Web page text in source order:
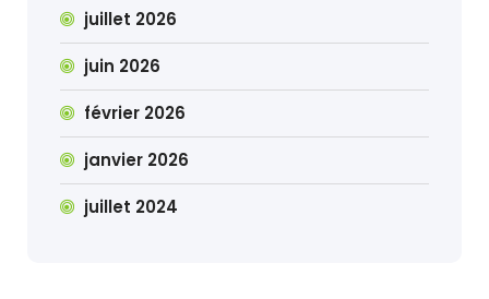
juillet 2026
juin 2026
février 2026
janvier 2026
juillet 2024